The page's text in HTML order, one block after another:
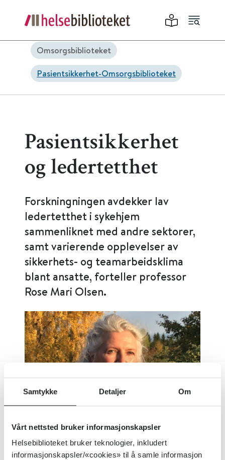
Samtykke Detaljer Om
Vårt nettsted bruker informasjonskapsler
Helsebiblioteket bruker teknologier, inkludert
informasjonskapsler/«cookies» til å samle informasjon
Omsorgsbiblioteket
Pasientsikkerhet-Omsorgsbiblioteket
Pasientsikkerhet
og ledertetthet
Forskningningen avdekker lav
ledertetthet i sykehjem
sammenliknet med andre sektorer,
samt varierende opplevelser av
sikkerhets- og teamarbeidsklima
blant ansatte, forteller professor
Rose Mari Olsen.
Rose Mari Olsen, Senter for omsorgsforskning